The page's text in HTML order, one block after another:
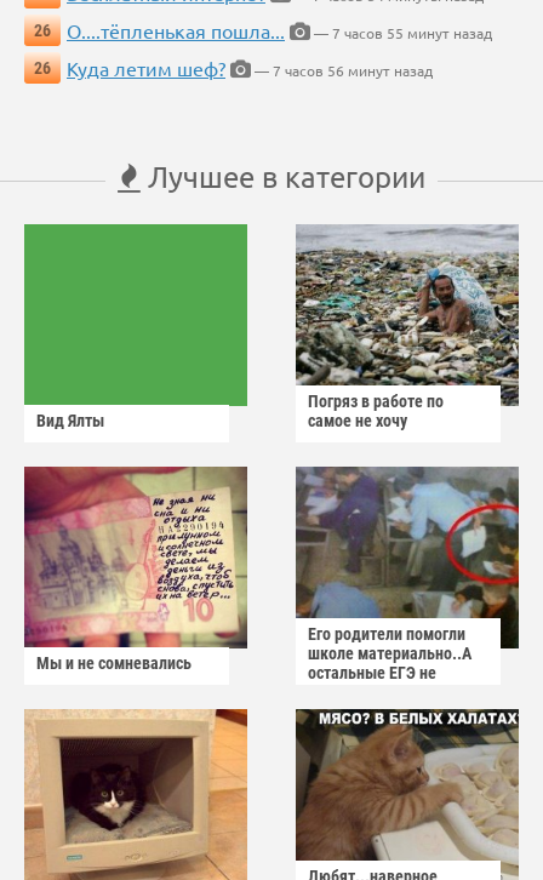
26
О....тёпленькая пошла...
— 7 часов 55 минут назад
26
Куда летим шеф? — 7 часов 56 минут назад
Лучшее в категории
Вид Ялты
Погряз в работе по
самое не хочу
Мы и не сомневались
Его родители помогли
школе материально..А
остальные ЕГЭ не